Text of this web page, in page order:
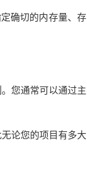
确切的内存量、存
您通常可以通过主
论您的项目有多大